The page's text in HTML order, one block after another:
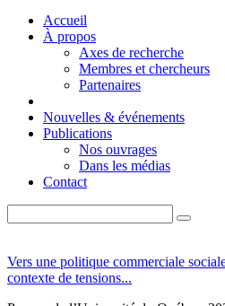
Accueil
À propos
Axes de recherche
Membres et chercheurs
Partenaires
Nouvelles & événements
Publications
Nos ouvrages
Dans les médias
Contact
Vers une politique commerciale
contexte de tensions...